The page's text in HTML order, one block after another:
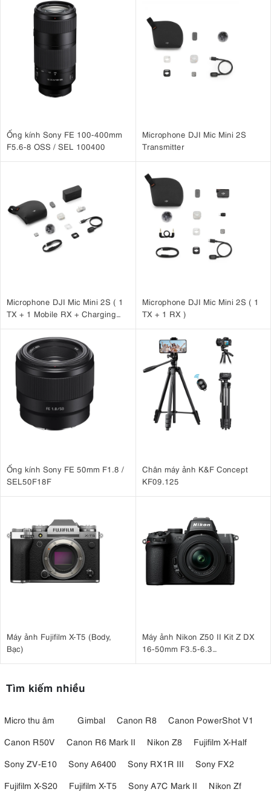
Ống kính Sony FE 100-400mm
F5.6-8 OSS / SEL 100400
Microphone DJI Mic Mini 2S
Transmitter
Microphone DJI Mic Mini 2S ( 1
TX + 1 Mobile RX + Charging
Microphone DJI Mic Mini 2S ( 1
TX + 1 RX )
Ống kính Sony FE 50mm F1.8 /
SEL50F18F
Chân máy ảnh K&F Concept
KF09.125
Máy ảnh Fujifilm X-T5 (Body,
Bạc)
Máy ảnh Nikon Z50 II Kit Z DX
16-50mm F3.5-6.3
Tìm kiếm nhiều
Micro thu âm Gimbal Canon R8
Canon PowerShot V1
Canon R50V
Canon R6 Mark II Nikon Z8
Fujifilm X-Half
Sony ZV-E10
Sony A6400 Sony RX1R III
Sony FX2
Fujifilm X-S20
Fujifilm X-T5 Sony A7C Mark II
Nikon Zf